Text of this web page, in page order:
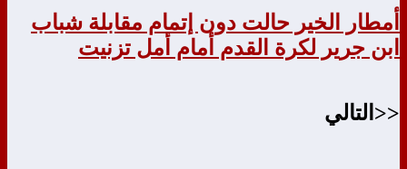
أمطار الخير حالت دون إتمام مقابلة شباب
ابن جرير لكرة القدم أمام أمل تزنيت
<<التالي